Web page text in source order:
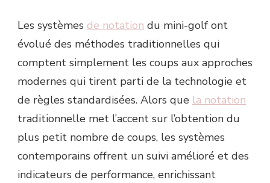
Les systèmes de notation du mini-golf ont
évolué des méthodes traditionnelles qui
comptent simplement les coups aux approches
modernes qui tirent parti de la technologie et
de règles standardisées. Alors que la notation
traditionnelle met l’accent sur l’obtention du
plus petit nombre de coups, les systèmes
contemporains offrent un suivi amélioré et des
indicateurs de performance, enrichissant